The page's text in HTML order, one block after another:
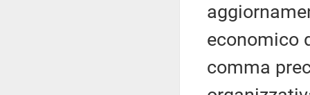
economico
comma